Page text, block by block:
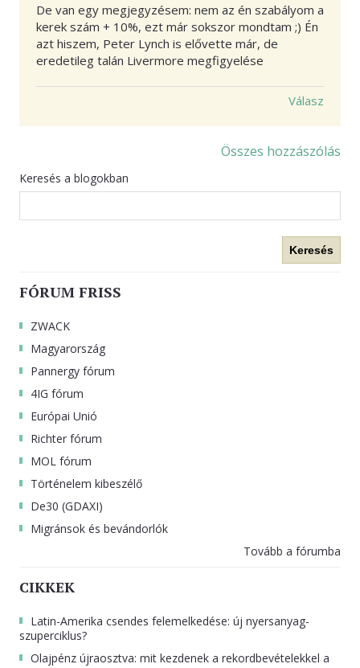
De van egy megjegyzésem: nem az én szabályom a
kerek szám + 10%, ezt már sokszor mondtam ;) Én
azt hiszem, Peter Lynch is elővette már, de
eredetileg talán Livermore megfigyelése
Válasz
Összes hozzászólás
Keresés a blogokban
Keresés
FÓRUM FRISS
ZWACK
Magyarország
Pannergy fórum
4IG fórum
Európai Unió
Richter fórum
MOL fórum
Történelem kibeszélő
De30 (GDAXI)
Migránsok és bevándorlók
Tovább a fórumba
CIKKEK
Latin-Amerika csendes felemelkedése: új nyersanyag-
szuperciklus?
Olajpénz újraosztva: mit kezdenek a rekordbevételekkel a